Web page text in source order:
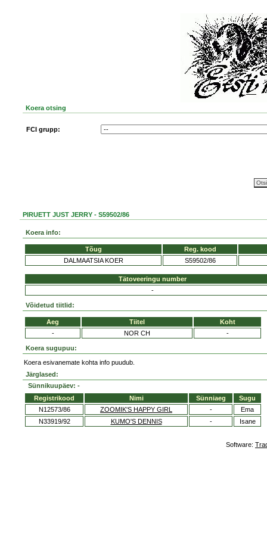
Koera otsing
FCI grupp:
PIRUETT JUST JERRY - S59502/86
Koera info:
Tõug
Reg. kood
DALMAATSIA KOER
S59502/86
Tätoveeringu number
-
Võidetud tiitlid:
Aeg Tiitel
Koht
-
NOR CH -
Koera sugupuu:
Koera esivanemate kohta info puudub.
Järglased:
Sünnikuupäev: -
Registrikood
Nimi Sünniaeg
Sugu
N12573/86
ZOOMIK'S HAPPY GIRL -
Ema
N33919/92
KUMO'S DENNIS - Isane
Software: